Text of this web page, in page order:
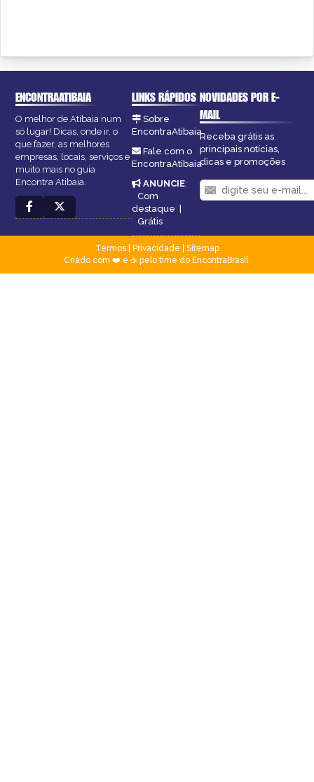
ENCONTRAATIBAIA
O melhor de Atibaia num
só lugar! Dicas, onde ir, o
que fazer, as melhores
empresas, locais, serviços e
muito mais no guia
Encontra Atibaia.
LINKS RÁPIDOS
Sobre
EncontraAtibaia
Fale com o
EncontraAtibaia
ANUNCIE:
Com
destaque |
Grátis
NOVIDADES POR E-
MAIL
Receba grátis as
principais notícias,
dicas e promoções
Termos| Privacidade
Sitemap
Criado com ❤️ e ☕ pelo time do EncontraBrasil